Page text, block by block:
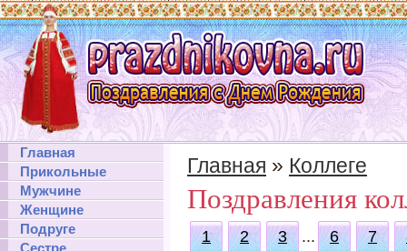
Главная
Прикольные
Мужчине
Женщине
Подруге
Сестре
Главная » Коллеге
Поздравления
1 2 3 ... 6 7